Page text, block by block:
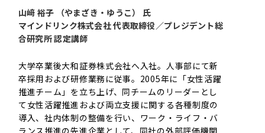
山﨑 裕子 （やまざき・ゆうこ） 氏
マインドリンク株式会社 代表取締役／プレジデント総
合研究所 認定講師
大学卒業後大和証券株式会社へ入社。人事部にて新
卒採用および研修業務に従事。2005年に「女性活躍
推進チーム」を立ち上げ、同チームのリーダーとし
て女性活躍推進および両立支援に関する各種制度の
導入、社内体制の整備を行い、ワーク・ライフ・バ